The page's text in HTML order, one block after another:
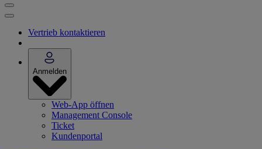
Vertrieb kontaktieren
Anmelden
Web-App öffnen
Management Console
Ticket
Kundenportal